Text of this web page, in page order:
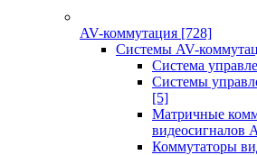
AV-коммутация [728]
Системы AV-
Система
Системы
[5]
Матричные
видеосигналов
Коммутаторы